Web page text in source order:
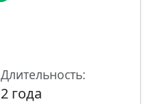
Длительность:
2 года